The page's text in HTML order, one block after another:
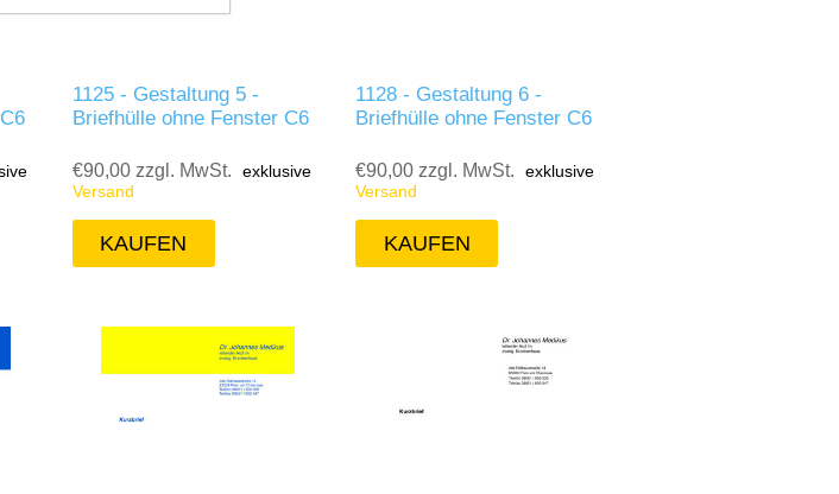
1125 - Gestaltung 5 -
Briefhülle ohne Fenster C6
€90,00 zzgl. MwSt.
exklusive
Versand
1128 - Gestaltung 6 -
Briefhülle ohne Fenster C6
€90,00 zzgl. MwSt.
exklusive
Versand